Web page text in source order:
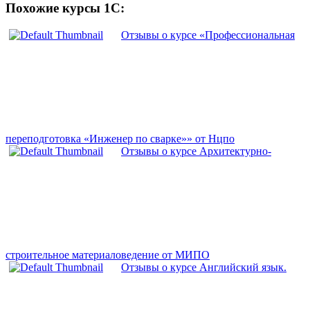
Похожие курсы 1С:
Отзывы о курсе «Профессиональная
переподготовка «Инженер по сварке»» от Нцпо
Отзывы о курсе Архитектурно-
строительное материаловедение от МИПО
Отзывы о курсе Английский язык.